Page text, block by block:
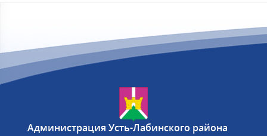
Администрация Усть-Лабинского района